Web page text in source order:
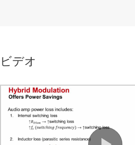
ビデオ